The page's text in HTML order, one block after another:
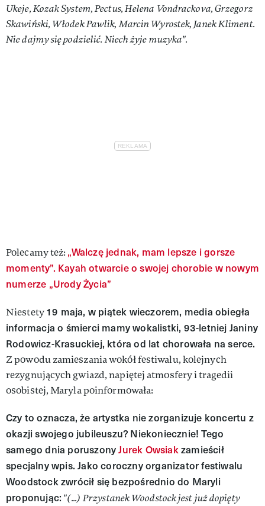
Ukeje, Kozak System, Pectus, Helena Vondrackova, Grzegorz
Skawiński, Włodek Pawlik, Marcin Wyrostek, Janek Kliment.
Nie dajmy się podzielić. Niech żyje muzyka".
Polecamy też: „Walczę jednak, mam lepsze i gorsze
momenty”. Kayah otwarcie o swojej chorobie w nowym
numerze „Urody Życia”
Niestety19 maja, w piątek wieczorem, media obiegła
informacja o śmierci mamy wokalistki, 93-letniej Janiny
Rodowicz-Krasuckiej, która od lat chorowała na serce.
Z powodu zamieszania wokół festiwalu, kolejnych
rezygnujących gwiazd, napiętej atmosfery i tragedii
osobistej, Maryla poinformowała:
Czy to oznacza, że artystka nie zorganizuje koncertu z
okazji swojego jubileuszu? Niekoniecznie! Tego
samego dnia poruszonyJurek Owsiakzamieścił
specjalny wpis. Jako coroczny organizator festiwalu
Woodstock zwrócił się bezpośrednio do Maryli
proponując: "(...) Przystanek Woodstock jest już dopięty